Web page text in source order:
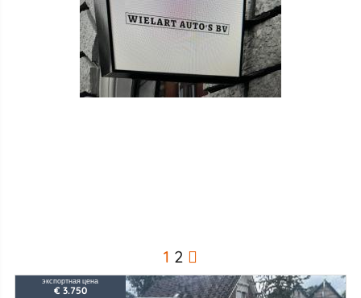
1 2
экспортная цена
€ 3.750